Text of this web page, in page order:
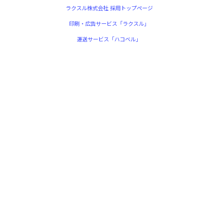
ラクスル株式会社 採用トップページ
印刷・広告サービス「ラクスル」
運送サービス「ハコベル」